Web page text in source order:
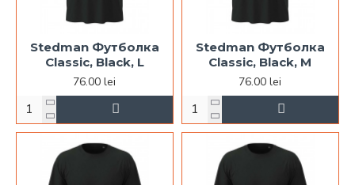
Stedman Футболка
Classic, Black, L
76.00 lei
Stedman Футболка
Classic, Black, M
76.00 lei